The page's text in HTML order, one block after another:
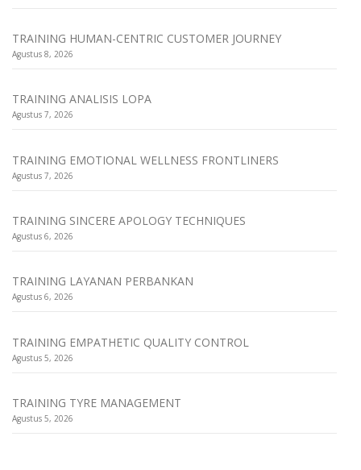
TRAINING HUMAN-CENTRIC CUSTOMER JOURNEY
Agustus 8, 2026
TRAINING ANALISIS LOPA
Agustus 7, 2026
TRAINING EMOTIONAL WELLNESS FRONTLINERS
Agustus 7, 2026
TRAINING SINCERE APOLOGY TECHNIQUES
Agustus 6, 2026
TRAINING LAYANAN PERBANKAN
Agustus 6, 2026
TRAINING EMPATHETIC QUALITY CONTROL
Agustus 5, 2026
TRAINING TYRE MANAGEMENT
Agustus 5, 2026